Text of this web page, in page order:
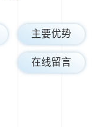
主要优势
在线留言